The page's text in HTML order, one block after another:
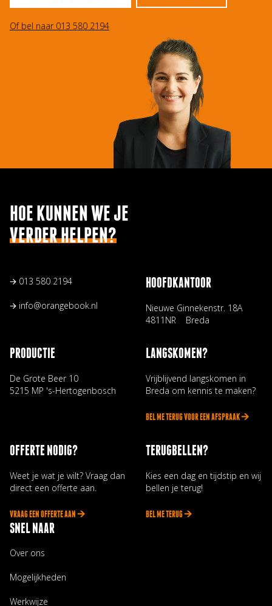
Of bel naar 013 580 2194
HOE KUNNEN WE JE
VERDER HELPEN?
🡪 013 580 2194
🡪 info@orangebook.nl
HOOFDKANTOOR
Nieuwe Ginnekenstr. 18A
4811NR Breda
PRODUCTIE
De Grote Beer 10
5215 MP 's-Hertogenbosch
LANGSKOMEN?
Vrijblijvend langskomen in
Breda om kennis te maken?
BEL ME TERUG VOOR EEN AFSPRAAK 🡪
OFFERTE NODIG?
Weet je wat je wilt? Vraag dan
direct een offerte aan.
VRAAG EEN OFFERTE AAN 🡪
TERUGBELLEN?
Kies een dag en tijdstip en wij
bellen je terug!
BEL ME TERUG 🡪
SNEL NAAR
Over ons
Mogelijkheden
Werkwijze